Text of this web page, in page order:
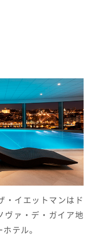
LOUNGE INSIGNIA
・イエットマンはド
ヴァ・デ・ガイア地
テル。